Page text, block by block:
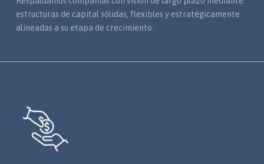
estructuras de capital sólidas, flexibles y estratégicamente
alineadas a su etapa de crecimiento.